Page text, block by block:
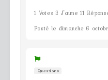
1 Votes 3 J'aime 11
Posté le dimanche 6
Questions